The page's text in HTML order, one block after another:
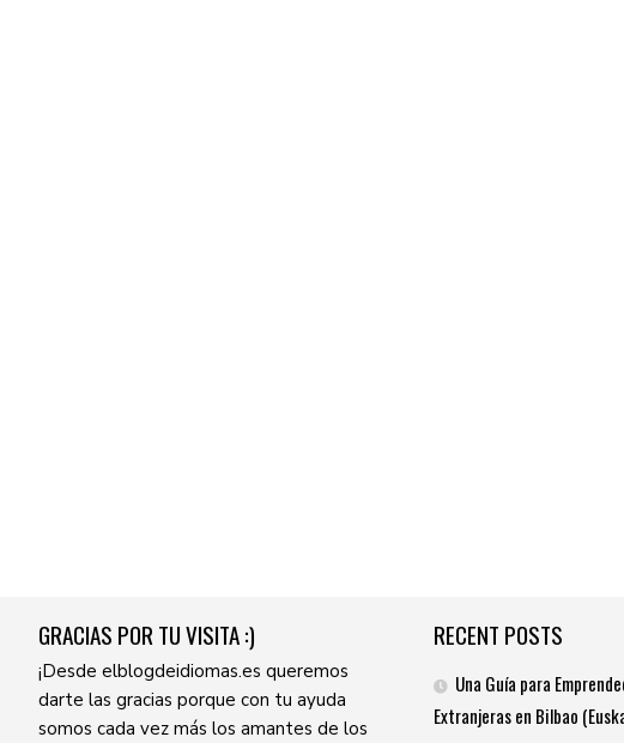
GRACIAS POR TU VISITA :)
¡Desde elblogdeidiomas.es queremos
darte las gracias porque con tu ayuda
somos cada vez más los amantes de los
RECENT POSTS
Una Guía para
Extranjeras en Bilbao